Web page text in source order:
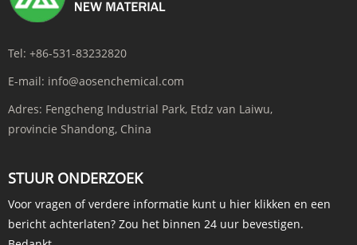
Tel: +86-531-83232820
E-mail: info@aosenchemical.com
Adres: Fengcheng Industrial Park, Etdz van Laiwu,
provincie Shandong, China
STUUR ONDERZOEK
Voor vragen of verdere informatie kunt u hier klikken en een
bericht achterlaten? Zou het binnen 24 uur bevestigen.